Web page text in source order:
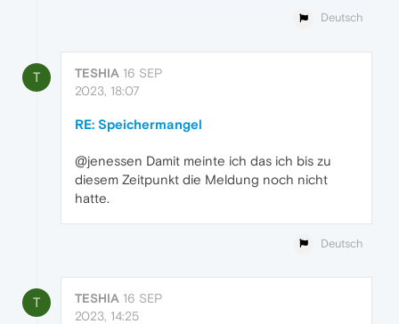
Deutsch
T TESHIA 16 SEP
2023, 18:07
RE: Speichermangel
@jenessen Damit meinte ich das ich bis zu
diesem Zeitpunkt die Meldung noch nicht
hatte.
Deutsch
T TESHIA 16 SEP
2023, 14:25